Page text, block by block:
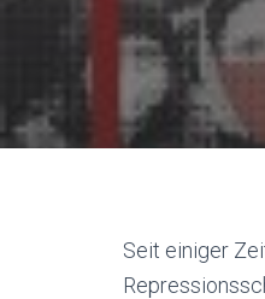
Seit einiger